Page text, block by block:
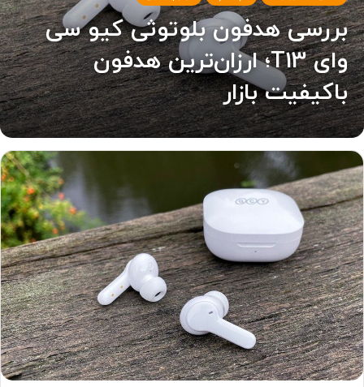
بررسی هدفون بلوتوثی کیو سی
وای T13؛ ارزان‌ترین هدفون
باکیفیت بازار